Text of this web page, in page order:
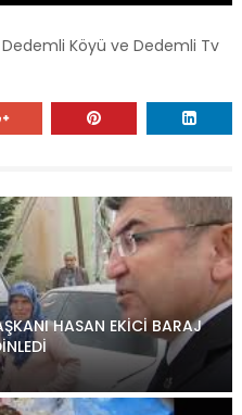
Dedemli Köyü ve Dedemli Tv
HASAN EKİCİ BARAJ